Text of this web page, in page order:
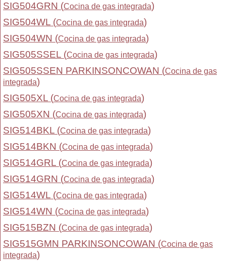
SIG504GRN (Cocina de gas integrada)
SIG504WL (Cocina de gas integrada)
SIG504WN (Cocina de gas integrada)
SIG505SSEL (Cocina de gas integrada)
SIG505SSEN PARKINSONCOWAN (Cocina de gas
integrada)
SIG505XL (Cocina de gas integrada)
SIG505XN (Cocina de gas integrada)
SIG514BKL (Cocina de gas integrada)
SIG514BKN (Cocina de gas integrada)
SIG514GRL (Cocina de gas integrada)
SIG514GRN (Cocina de gas integrada)
SIG514WL (Cocina de gas integrada)
SIG514WN (Cocina de gas integrada)
SIG515BZN (Cocina de gas integrada)
SIG515GMN PARKINSONCOWAN (Cocina de gas
integrada)